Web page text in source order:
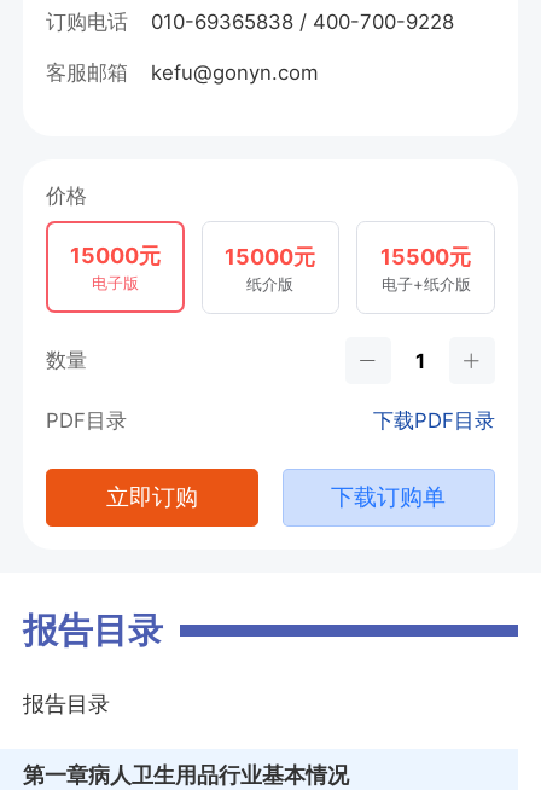
订购电话 010-69365838 / 400-700-9228
客服邮箱 kefu@gonyn.com
价格
15000元
电子版
15000元
纸介版
15500元
电子+纸介版
数量
PDF目录 下载PDF目录
立即订购 下载订购单
报告目录
报告目录
第一章病人卫生用品行业基本情况